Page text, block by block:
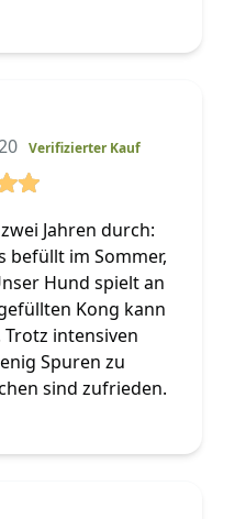
Verifizierter Kauf
Jahren durch:
befüllt im Sommer,
Hund spielt an
Kong kann
intensiven
Spuren zu
sind zufrieden.